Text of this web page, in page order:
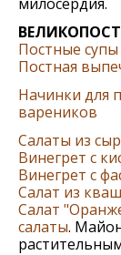
Постные супы
Постная
Начинки для
вареников
Салаты из
Винегрет с
Винегрет с
Салат из
Салат
салаты.